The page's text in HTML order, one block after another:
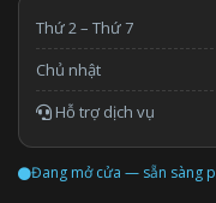
Thứ 2 – Thứ 7
Chủ nhật
Hỗ trợ dịch vụ
Đang mở cửa — sẵn sàng